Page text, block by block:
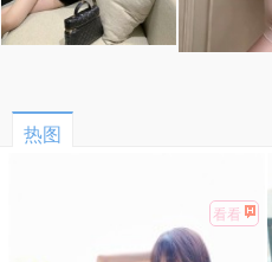
热图
看看